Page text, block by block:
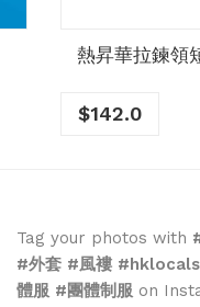
熱昇華拉鍊
$142.0
Tag your photos with
#外套 #風褸
體服 #團體制服 on